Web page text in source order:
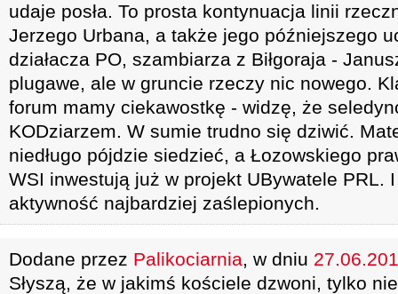
udaje posła. To prosta kontynuacja linii
Jerzego Urbana, a także jego późniejszego
działacza PO, szambiarza z Biłgoraja -
plugawe, ale w gruncie rzeczy nic nowego.
forum mamy ciekawostkę - widzę, że
KODziarzem. W sumie trudno się dziwić.
niedługo pójdzie siedzieć, a Łozowskiego
WSI inwestują już w projekt UBywatele PRL.
aktywność najbardziej zaślepionych.
Dodane przez Palikociarnia, w dniu
Słyszą, że w jakimś kościele dzwoni, tylko